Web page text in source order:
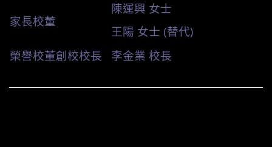
家長校董
陳運興 女士
王陽 女士 (替代)
榮譽校董創校校長
李金業 校長